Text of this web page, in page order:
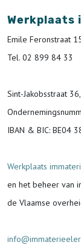
Werkplaats
Emile Feronstraat
Tel. 02 899 84 33
Sint-Jakobsstraat
IBAN & BIC: BE04
Werkplaats
en het beheer van
de Vlaamse